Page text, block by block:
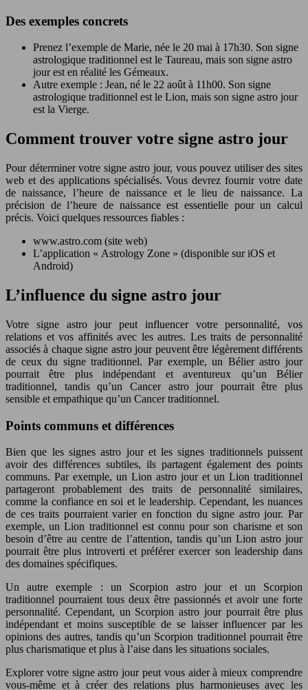
Des exemples concrets
Prenez l’exemple de Marie, née le 20 mai à 17h30. Son signe
astrologique traditionnel est le Taureau, mais son signe astro
jour est en réalité les Gémeaux.
Autre exemple : Jean, né le 22 août à 11h00. Son signe
astrologique traditionnel est le Lion, mais son signe astro jour
est la Vierge.
Comment trouver votre signe astro jour
Pour déterminer votre signe astro jour, vous pouvez utiliser des sites
web et des applications spécialisés. Vous devrez fournir votre date
de naissance, l’heure de naissance et le lieu de naissance. La
précision de l’heure de naissance est essentielle pour un calcul
précis. Voici quelques ressources fiables :
www.astro.com (site web)
L’application « Astrology Zone » (disponible sur iOS et
Android)
L’influence du signe astro jour
Votre signe astro jour peut influencer votre personnalité, vos
relations et vos affinités avec les autres. Les traits de personnalité
associés à chaque signe astro jour peuvent être légèrement différents
de ceux du signe traditionnel. Par exemple, un Bélier astro jour
pourrait être plus indépendant et aventureux qu’un Bélier
traditionnel, tandis qu’un Cancer astro jour pourrait être plus
sensible et empathique qu’un Cancer traditionnel.
Points communs et différences
Bien que les signes astro jour et les signes traditionnels puissent
avoir des différences subtiles, ils partagent également des points
communs. Par exemple, un Lion astro jour et un Lion traditionnel
partageront probablement des traits de personnalité similaires,
comme la confiance en soi et le leadership. Cependant, les nuances
de ces traits pourraient varier en fonction du signe astro jour. Par
exemple, un Lion traditionnel est connu pour son charisme et son
besoin d’être au centre de l’attention, tandis qu’un Lion astro jour
pourrait être plus introverti et préférer exercer son leadership dans
des domaines spécifiques.
Un autre exemple : un Scorpion astro jour et un Scorpion
traditionnel pourraient tous deux être passionnés et avoir une forte
personnalité. Cependant, un Scorpion astro jour pourrait être plus
indépendant et moins susceptible de se laisser influencer par les
opinions des autres, tandis qu’un Scorpion traditionnel pourrait être
plus charismatique et plus à l’aise dans les situations sociales.
Explorer votre signe astro jour peut vous aider à mieux comprendre
vous-même et à créer des relations plus harmonieuses avec les